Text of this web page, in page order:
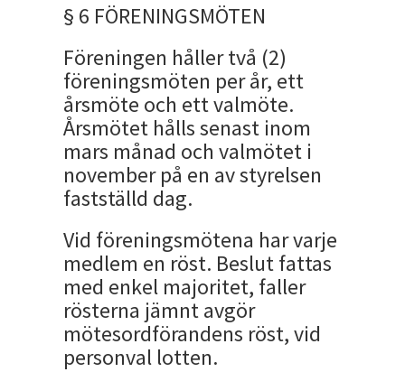
§ 6 FÖRENINGSMÖTEN
Föreningen håller två (2)
föreningsmöten per år, ett
årsmöte och ett valmöte.
Årsmötet hålls senast inom
mars månad och valmötet i
november på en av styrelsen
fastställd dag.
Vid föreningsmötena har varje
medlem en röst. Beslut fattas
med enkel majoritet, faller
rösterna jämnt avgör
mötesordförandens röst, vid
personval lotten.